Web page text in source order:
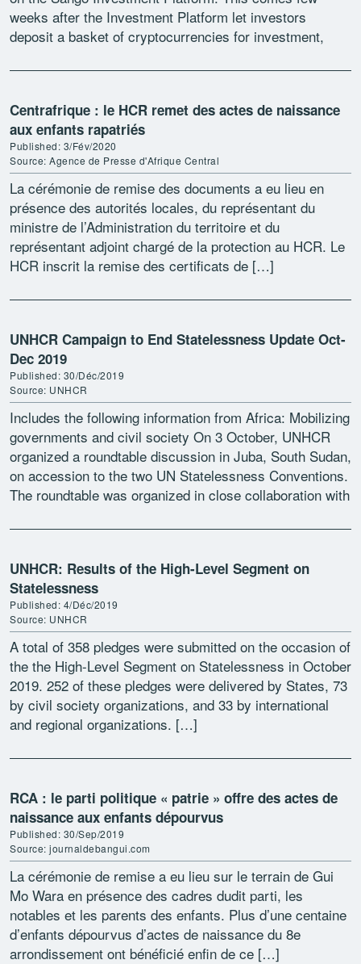
weeks after the Investment Platform let investors
deposit a basket of cryptocurrencies for investment,
Centrafrique : le HCR remet des actes de naissance
aux enfants rapatriés
Published: 3/Fév/2020
Source: Agence de Presse d'Afrique Central
La cérémonie de remise des documents a eu lieu en
présence des autorités locales, du représentant du
ministre de l’Administration du territoire et du
représentant adjoint chargé de la protection au HCR. Le
HCR inscrit la remise des certificats de […]
UNHCR Campaign to End Statelessness Update Oct-
Dec 2019
Published: 30/Déc/2019
Source: UNHCR
Includes the following information from Africa: Mobilizing
governments and civil society On 3 October, UNHCR
organized a roundtable discussion in Juba, South Sudan,
on accession to the two UN Statelessness Conventions.
The roundtable was organized in close collaboration with
UNHCR: Results of the High-Level Segment on
Statelessness
Published: 4/Déc/2019
Source: UNHCR
A total of 358 pledges were submitted on the occasion of
the the High-Level Segment on Statelessness in October
2019. 252 of these pledges were delivered by States, 73
by civil society organizations, and 33 by international
and regional organizations. […]
RCA : le parti politique « patrie » offre des actes de
naissance aux enfants dépourvus
Published: 30/Sep/2019
Source: journaldebangui.com
La cérémonie de remise a eu lieu sur le terrain de Gui
Mo Wara en présence des cadres dudit parti, les
notables et les parents des enfants. Plus d’une centaine
d’enfants dépourvus d’actes de naissance du 8e
arrondissement ont bénéficié enfin de ce […]